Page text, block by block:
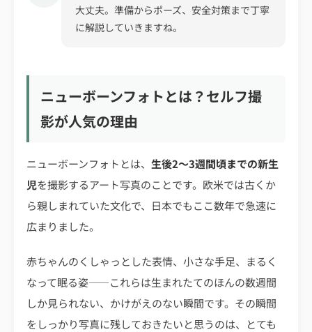
大丈夫。準備からポーズ、安全対策まで丁寧
に解説していきますね。
ニューボーンフォトとは？セルフ撮
影が人気の理由
ニューボーンフォトとは、 生後2〜3週間頃までの新生
児を撮影するアート写真のことです。欧米では古くか
ら親しまれていた文化で、日本でもここ数年で急速に
広まりました。
赤ちゃんのくしゃっとした表情、小さな手足、まるく
なって眠る姿――これらは生まれたてのほんの数週間
しか見られない、かけがえのない瞬間です。その瞬間
をしっかり写真に残しておきたいと思うのは、とても